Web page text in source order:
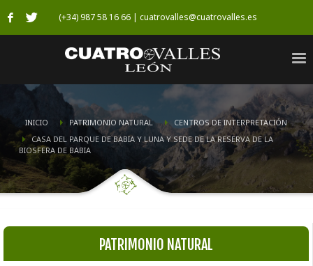
(+34) 987 58 16 66 | cuatrovalles@cuatrovalles.es
INICIO PATRIMONIO NATURAL
CENTROS DE INTERPRETACIÓN
CASA DEL PARQUE DE BABIA Y LUNA Y SEDE DE LA RESERVA DE LA
BIOSFERA DE BABIA
PATRIMONIO NATURAL